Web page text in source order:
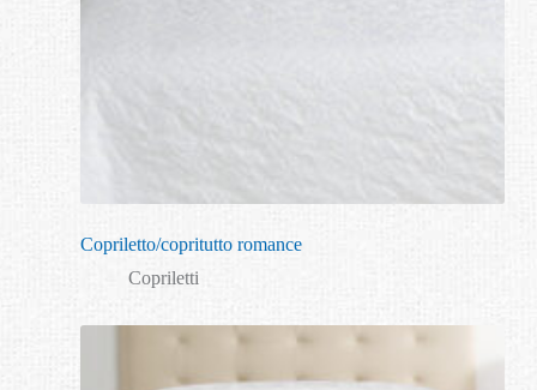
Copriletto/copritutto romance
Copriletti